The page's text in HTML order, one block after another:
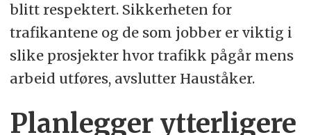
blitt respektert. Sikkerheten for
trafikantene og de som jobber er viktig i
slike prosjekter hvor trafikk pågår mens
arbeid utføres, avslutter Hauståker.
Planlegger ytterligere